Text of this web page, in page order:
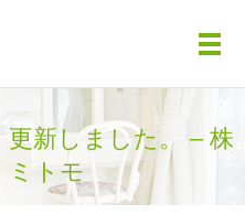
メ
新しました。 – 株
トモ